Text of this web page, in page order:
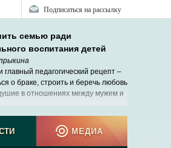
Подписаться на рассылку
семью ради
воспитания детей
главный педагогический рецепт –
о браке, строить и беречь любовь
в отношениях между мужем и
МЕДИА